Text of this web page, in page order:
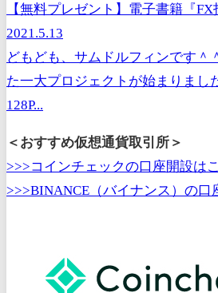
【無料プレゼント】電子書籍『
2021.5.13
どもども、サムドルフィンです
た一大プロジェクトが始まりまし
128P...
＜おすすめ仮想通貨取引所＞
>>>コインチェックの口座開設は
>>>BINANCE（バイナンス）の口